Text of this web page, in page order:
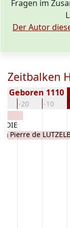
Fragen im
Der Autor
Zeitbalken
-20 -10
Geboren 1110
Pierre de